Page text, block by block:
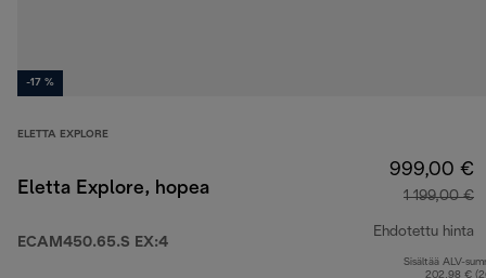
-17 %
ELETTA EXPLORE
Eletta Explore, hopea
ECAM450.65.S EX:4
999,00 €
1 199,00 €
Ehdotettu hinta
Sisältää ALV-
202,98 €